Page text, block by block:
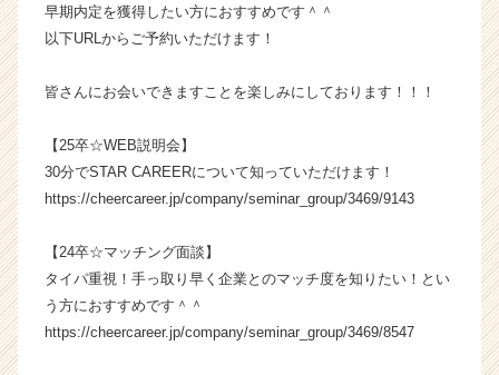
ら
ス
ウ
届
く
就
サ
イ
ア
早期内定を獲得したい方におすすめです＾＾
以下URLからご予約いただけます！
皆さんにお会いできますことを楽しみにしております！！！
【25卒☆WEB説明会】
30分でSTAR CAREERについて知っていただけます！
https://cheercareer.jp/company/seminar_group/3469/9143
【24卒☆マッチング面談】
タイパ重視！手っ取り早く企業とのマッチ度を知りたい！とい
う方におすすめです＾＾
https://cheercareer.jp/company/seminar_group/3469/8547